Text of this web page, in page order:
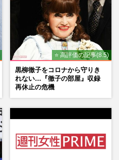
⭐ 高評価の記事(8.5)
黒柳徹子をコロナから守りき
れない…『徹子の部屋』収録
再休止の危機